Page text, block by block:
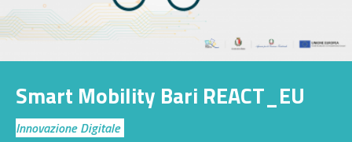
Smart Mobility Bari REACT_EU
Innovazione Digitale